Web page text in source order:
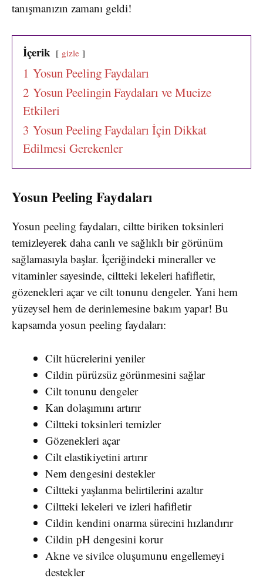
tanışmanızın zamanı geldi!
İçerik gizle
1 Yosun Peeling Faydaları
2 Yosun Peelingin Faydaları ve Mucize
Etkileri
3 Yosun Peeling Faydaları İçin Dikkat
Edilmesi Gerekenler
Yosun Peeling Faydaları
Yosun peeling faydaları, ciltte biriken toksinleri
temizleyerek daha canlı ve sağlıklı bir görünüm
sağlamasıyla başlar. İçeriğindeki mineraller ve
vitaminler sayesinde, ciltteki lekeleri hafifletir,
gözenekleri açar ve cilt tonunu dengeler. Yani hem
yüzeysel hem de derinlemesine bakım yapar! Bu
kapsamda yosun peeling faydaları:
Cilt hücrelerini yeniler
Cildin pürüzsüz görünmesini sağlar
Cilt tonunu dengeler
Kan dolaşımını artırır
Ciltteki toksinleri temizler
Gözenekleri açar
Cilt elastikiyetini artırır
Nem dengesini destekler
Ciltteki yaşlanma belirtilerini azaltır
Ciltteki lekeleri ve izleri hafifletir
Cildin kendini onarma sürecini hızlandırır
Cildin pH dengesini korur
Akne ve sivilce oluşumunu engellemeyi
destekler